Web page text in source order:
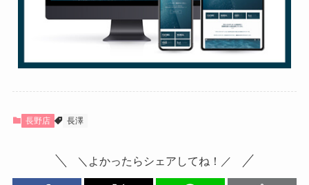
長野店 長澤
＼よかったらシェアしてね！／